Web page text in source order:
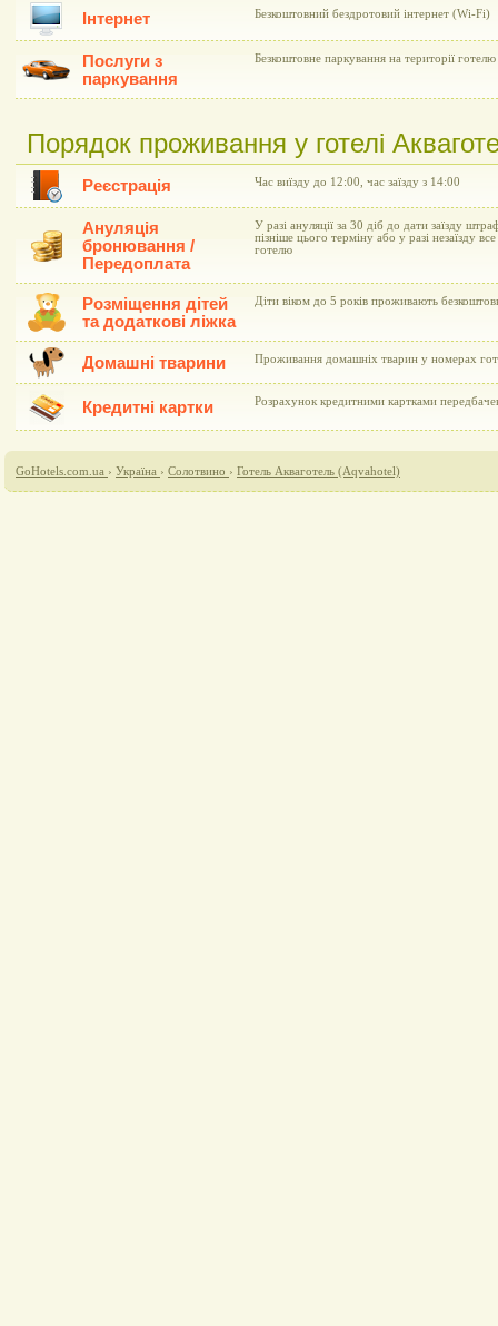
Інтернет Безкоштовний бездротовий інтернет (Wi-Fi)
Послуги з
паркування
Безкоштовне паркування на території готелю
Порядок проживання у готелі
Реєстрація Час виїзду до 12:00, час заїзду з 14:00
Ануляція
бронювання /
Передоплата
У разі ануляції за 30 діб до дати заїзду
пізніше цього терміну або у разі незаїзду
готелю
Розміщення дітей
та додаткові ліжка
Діти віком до 5 років проживають
Домашні тварини Проживання домашніх тварин у номерах
Кредитні картки Розрахунок кредитними картками
GoHotels.com.ua › Україна › Солотвино › Готель Акваготель (Aqvahotel)